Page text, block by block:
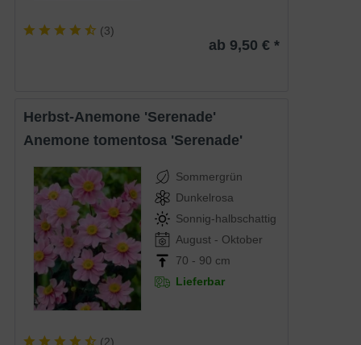
(3)
ab 9,50 € *
Herbst-Anemone 'Serenade'
Anemone tomentosa 'Serenade'
Sommergrün
Dunkelrosa
Sonnig-halbschattig
August - Oktober
70 - 90 cm
Lieferbar
(2)